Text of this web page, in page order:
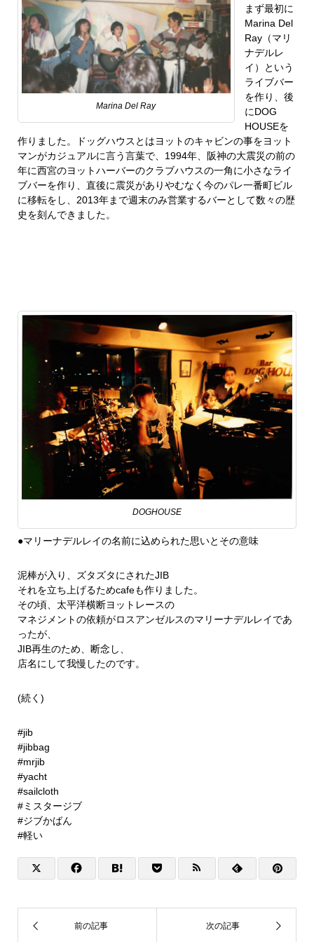
Marina Del Ray
まず最初に
Marina Del
Ray（マリ
ナデルレ
イ）という
ライブバー
を作り、後
にDOG
HOUSEを
作りました。ドッグハウスとはヨットのキャビンの事をヨット
マンがカジュアルに言う言葉で、1994年、阪神の大震災の前の
年に西宮のヨットハーバーのクラブハウスの一角に小さなライ
ブバーを作り、直後に震災がありやむなく今のパレ一番町ビル
に移転をし、2013年まで週末のみ営業するバーとして数々の歴
史を刻んできました。
DOGHOUSE
●マリーナデルレイの名前に込められた思いとその意味
泥棒が入り、ズタズタにされたJIB
それを立ち上げるためcafeも作りました。
その頃、太平洋横断ヨットレースの
マネジメントの依頼がロスアンゼルスのマリーナデルレイであ
ったが、
JIB再生のため、断念し、
店名にして我慢したのです。
(続く)
#jib
#jibbag
#mrjib
#yacht
#sailcloth
#ミスタージブ
#ジブかばん
#軽い